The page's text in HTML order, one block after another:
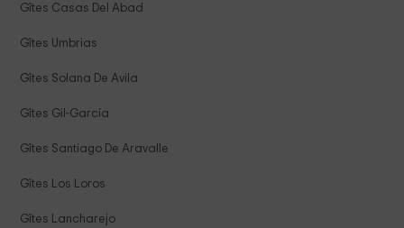
Gîtes Casas Del Abad
Gîtes Umbrias
Gîtes Solana De Avila
Gîtes Gil-García
Gîtes Santiago De Aravalle
Gîtes Los Loros
Gîtes Lancharejo